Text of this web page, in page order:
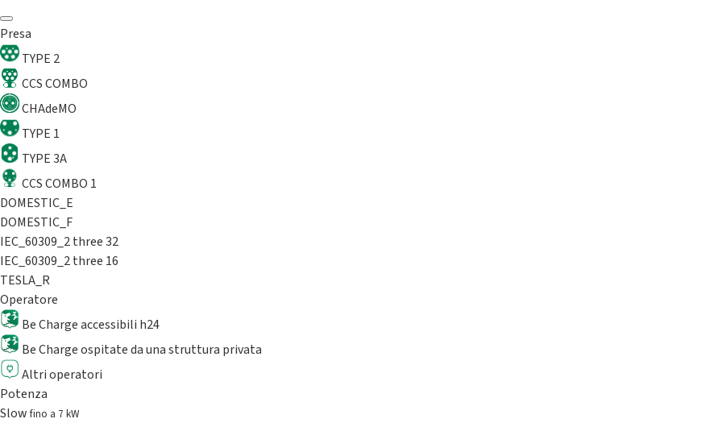
Presa
TYPE 2
CCS COMBO
CHAdeMO
TYPE 1
TYPE 3A
CCS COMBO 1
DOMESTIC_E
DOMESTIC_F
IEC_60309_2 three 32
IEC_60309_2 three 16
TESLA_R
Operatore
Be Charge accessibili h24
Be Charge ospitate da una struttura privata
Altri operatori
Potenza
Slowfino a 7 kW